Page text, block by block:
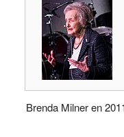
Brenda Milner en